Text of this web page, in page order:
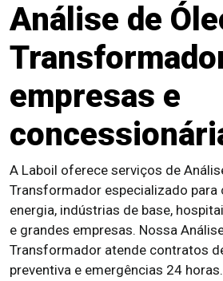
Análise de
empresas e
A Laboil oferece serviços de
Transformador especializado para
energia, indústrias de base,
e grandes empresas. Nossa
Transformador atende contratos
preventiva e emergências 24